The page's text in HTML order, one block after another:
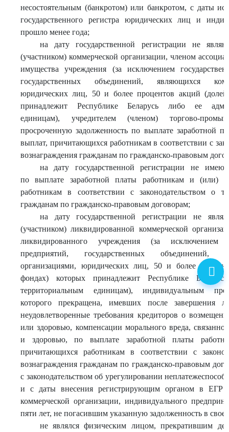
несостоятельным (банкротом) или банкротом, с даты
государственного регистра юридических лиц и
прошло менее года;
на дату государственной регистрации не
(участником) коммерческой организации, членом
имущества учреждения (за исключением
государственных объединений, являющихся
юридических лиц, 50 и более процентов акций
принадлежит Республике Беларусь либо ее
единицам), учредителем (членом) торгово-
просроченную задолженность по выплате заработной
выплат, причитающихся работникам в соответствии с
вознаграждения гражданам по гражданско-правовым
на дату государственной регистрации не имею
по выплате заработной платы работникам и (или)
работникам в соответствии с законодательством о
гражданам по гражданско-правовым договорам;
на дату государственной регистрации не
(участником) ликвидированной коммерческой
ликвидированного учреждения (за исключением
предприятий, государственных объединений,
организациями, юридических лиц, 50 и более
фондах) которых принадлежит Республике
территориальным единицам), индивидуальным
которого прекращена, имевших после завершения
неудовлетворенные требования кредиторов о
или здоровью, компенсации морального вреда,
и здоровью, по выплате заработной платы
причитающихся работникам в соответствии с
вознаграждения гражданам по гражданско-правовым
с законодательством об урегулировании
и с даты внесения регистрирующим органом в ЕГР
коммерческой организации, индивидуального
пяти лет, не погасившим указанную задолженность в
не являлся физическим лицом, прекратившим